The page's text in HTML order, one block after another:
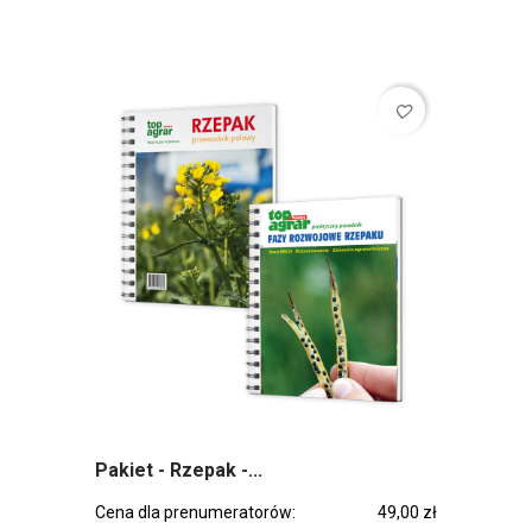
favorite_border
Pakiet - Rzepak -...
Cena dla prenumeratorów: 49,00 zł